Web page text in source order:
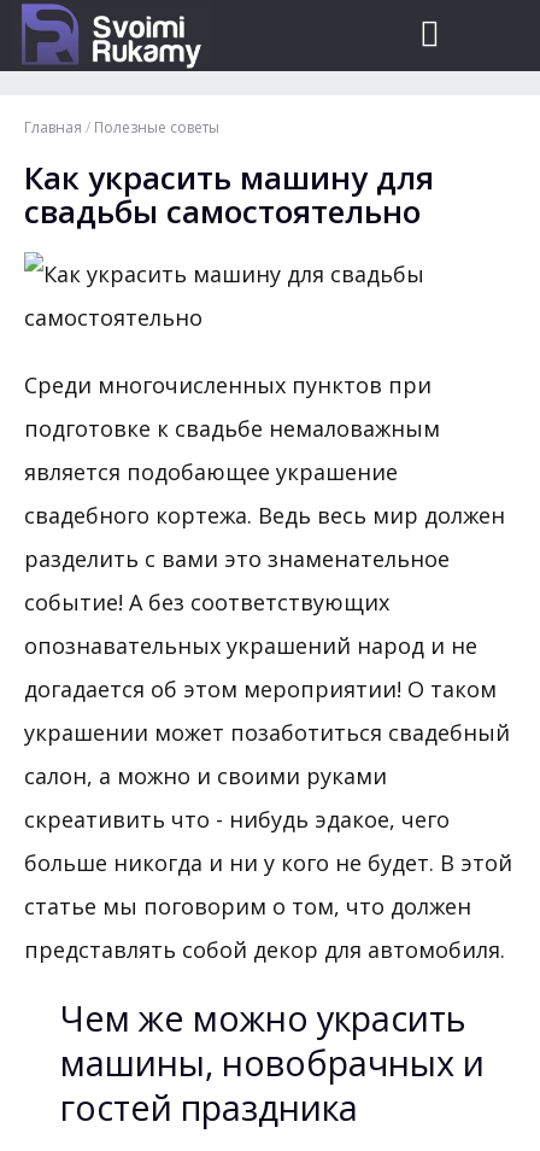
Главная / Полезные советы
Как украсить машину для
свадьбы самостоятельно
Среди многочисленных пунктов при
подготовке к свадьбе немаловажным
является подобающее украшение
свадебного кортежа. Ведь весь мир должен
разделить с вами это знаменательное
событие! А без соответствующих
опознавательных украшений народ и не
догадается об этом мероприятии! О таком
украшении может позаботиться свадебный
салон, а можно и своими руками
скреативить что - нибудь эдакое, чего
больше никогда и ни у кого не будет. В этой
статье мы поговорим о том, что должен
представлять собой декор для автомобиля.
Чем же можно украсить
машины, новобрачных и
гостей праздника